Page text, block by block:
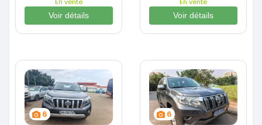
Voir détails
Voir détails
6 6